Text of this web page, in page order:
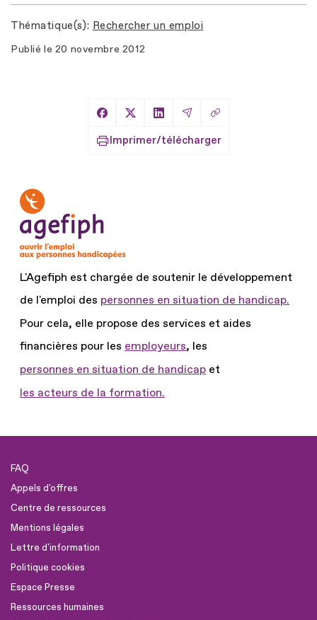
Thématique(s) Rechercher un emploi
Publié le 20 novembre 2012
Partager sur Facebook
Partager sur X
Partager sur LinkedIn
Partager par Email
Copier le lien
Imprimer/télécharger
L'Agefiph est chargée de soutenir le développement
de l'emploi des personnes en situation de handicap.
Pour cela, elle propose des services et aides
financières pour les employeurs, les
personnes en situation de handicap et
les acteurs de la formation.
FAQ
Appels d'offres
Centre de ressources
Mentions légales
Lettre d'information
Politique cookies
Espace Presse
Ressources humaines